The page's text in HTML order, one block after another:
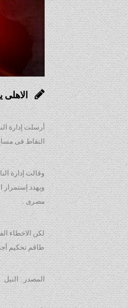
الاهلى
أرسلت إدارة
النقاط فى
وقالت إدارة
ويهدد إستمرار
مصرى .
لكن الاخطاء
طاقم تحكيم أجنبى إبتداءاً من مباراة الزمالك المحدد لها
المصدر : النيل